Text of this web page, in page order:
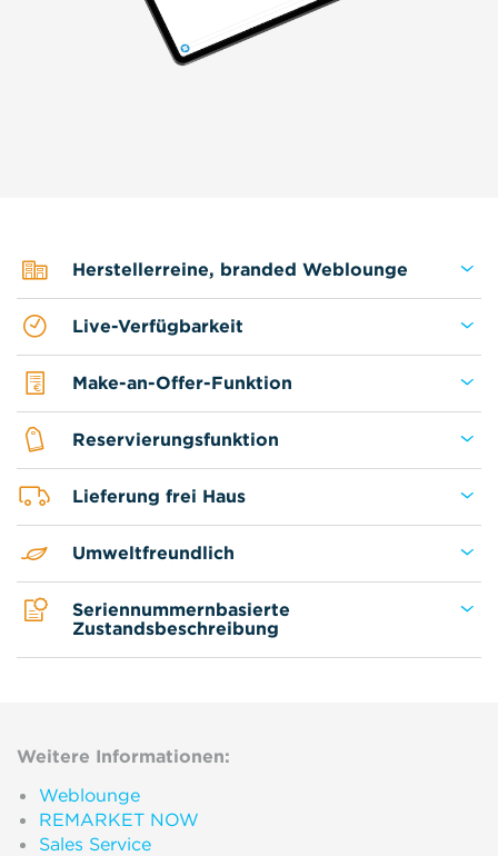
Herstellerreine, branded Weblounge
Live-Verfügbarkeit
Make-an-Offer-Funktion
Reservierungsfunktion
Lieferung frei Haus
Umweltfreundlich
Seriennummernbasierte
Zustandsbeschreibung
Weitere Informationen:
Weblounge
REMARKET NOW
Sales Service